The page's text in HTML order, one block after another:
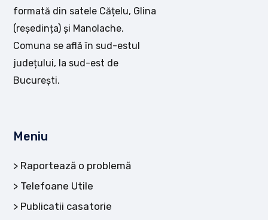
formată din satele Cățelu, Glina
(reședința) și Manolache.
Comuna se află în sud-estul
județului, la sud-est de
București.
Meniu
Raportează o problemă
Telefoane Utile
Publicatii casatorie